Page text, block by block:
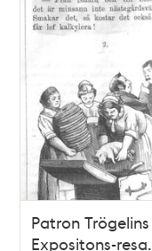
Patron Trögelins
Expositons-resa.